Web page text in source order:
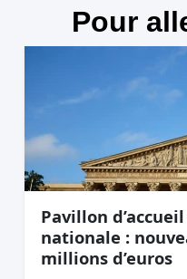
Pour
Pavillon
nationale :
millions d’euros